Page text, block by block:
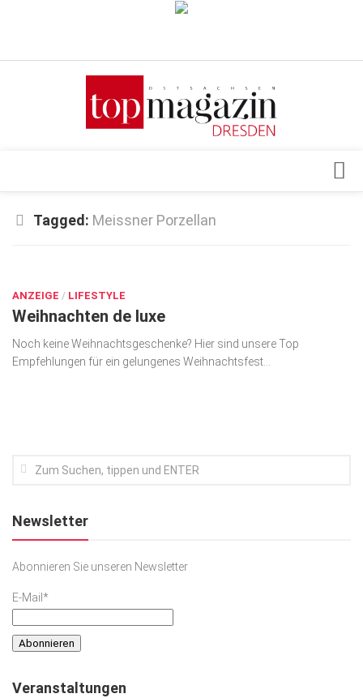
Verkaufsstellen
Top Gesundheitsforum Dresden / Ostsachsen
Geschäft
gesund & schön
Gesellschaft
Podcast
SACHSEN IN PARIS
Tagged: Meissner Porzellan
ANZEIGE / LIFESTYLE
Weihnachten de luxe
Noch keine Weihnachtsgeschenke? Hier sind unsere Top
Empfehlungen für ein gelungenes Weihnachtsfest…
Newsletter
Abonnieren Sie unseren Newsletter
E-Mail*
Veranstaltungen